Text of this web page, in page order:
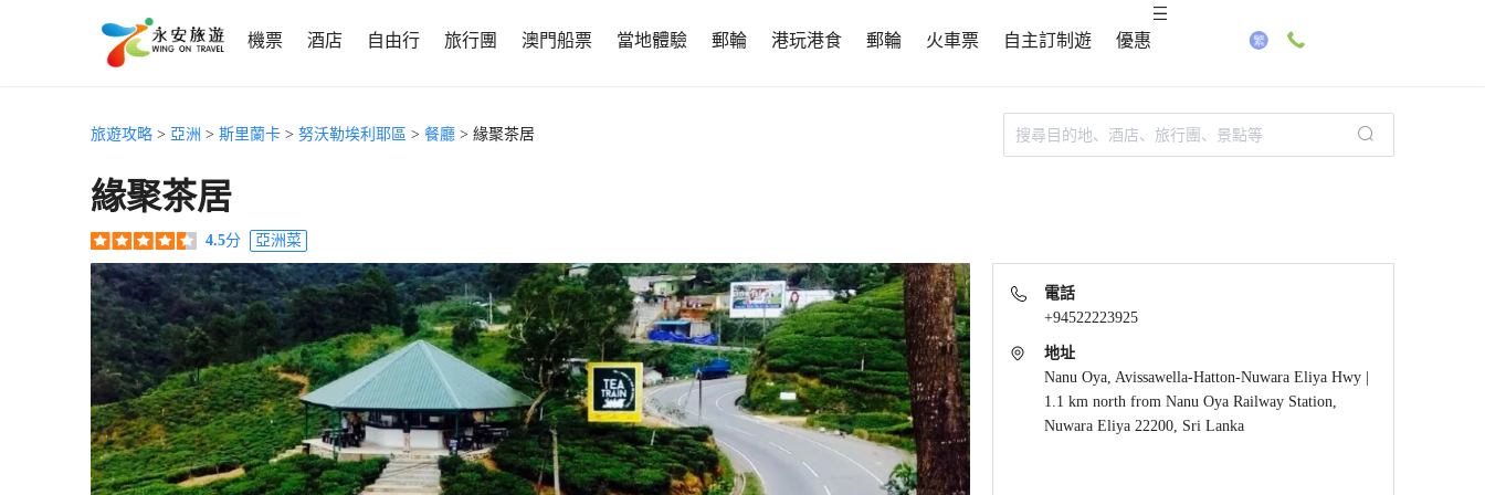
機票 酒店 自由行 旅行團 澳門船票 當地體驗 郵輪 港玩港食 郵輪 火車票 自主訂制遊 優惠
旅遊攻略 > 亞洲 > 斯里蘭卡 > 努沃勒埃利耶區 > 餐廳 > 緣聚茶居
緣聚茶居
4.5分 亞洲菜
電話
+94522223925
地址
Nanu Oya, Avissawella-Hatton-Nuwara Eliya Hwy |
1.1 km north from Nanu Oya Railway Station,
Nuwara Eliya 22200, Sri Lanka